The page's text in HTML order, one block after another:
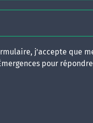
j'accepte que
pour
(FIF PL, CPF, DPC)